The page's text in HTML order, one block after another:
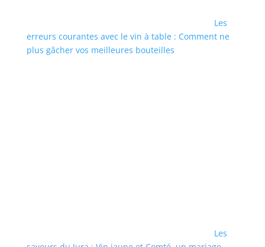
Les
erreurs courantes avec le vin à table : Comment ne
plus gâcher vos meilleures bouteilles
Les